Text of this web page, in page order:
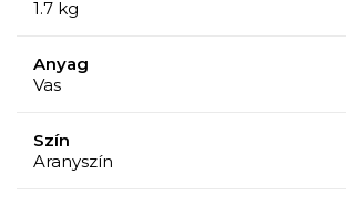
1.7 kg
Anyag
Vas
Szín
Aranyszín